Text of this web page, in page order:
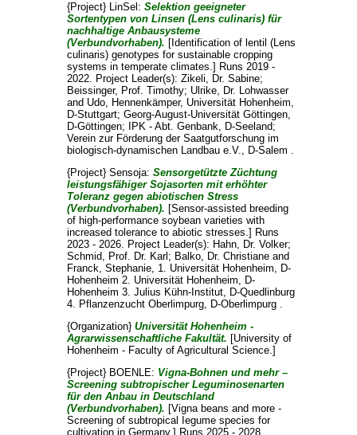
{Project} LinSel: Selektion geeigneter
Sortentypen von Linsen (Lens culinaris) für
nachhaltige Anbausysteme
(Verbundvorhaben). [Identification of lentil (Lens
culinaris) genotypes for sustainable cropping
systems in temperate climates.] Runs 2019 -
2022. Project Leader(s): Zikeli, Dr. Sabine;
Beissinger, Prof. Timothy; Ulrike, Dr. Lohwasser
and Udo, Hennenkämper, Universität Hohenheim,
D-Stuttgart; Georg-August-Universität Göttingen,
D-Göttingen; IPK - Abt. Genbank, D-Seeland;
Verein zur Förderung der Saatgutforschung im
biologisch-dynamischen Landbau e.V., D-Salem .
{Project} Sensoja: Sensorgetützte Züchtung
leistungsfähiger Sojasorten mit erhöhter
Toleranz gegen abiotischen Stress
(Verbundvorhaben). [Sensor-assisted breeding
of high-performance soybean varieties with
increased tolerance to abiotic stresses.] Runs
2023 - 2026. Project Leader(s): Hahn, Dr. Volker;
Schmid, Prof. Dr. Karl ; Balko, Dr. Christianeand
Franck, Stephanie, 1. Universität Hohenheim, D-
Hohenheim 2. Universität Hohenheim, D-
Hohenheim 3. Julius Kühn-Institut, D-Quedlinburg
4. Pflanzenzucht Oberlimpurg, D-Oberlimpurg .
{Organization} Universität Hohenheim -
Agrarwissenschaftliche Fakultät. [University of
Hohenheim - Faculty of Agricultural Science.]
{Project} BOENLE: Vigna-Bohnen und mehr –
Screening subtropischer Leguminosenarten
für den Anbau in Deutschland
(Verbundvorhaben). [Vigna beans and more -
Screening of subtropical Iegume species for
cultivation in Germany.] Runs 2025 - 2028.